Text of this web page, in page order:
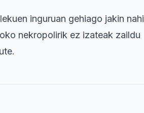
inguruan gehiago jakin nahi
nekropolirik ez izateak zaildu